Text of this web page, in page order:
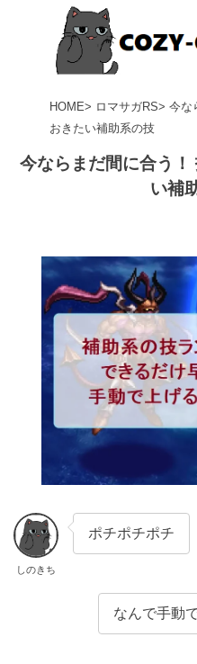
テレビ
無心でポ
苦
HOME ロマサガRS
今な
おきたい補助系の技
今ならまだ間に合う
い補
しのきち
ポチポチポチ
なんで手動